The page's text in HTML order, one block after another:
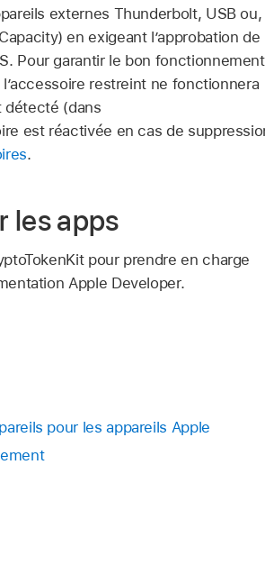
externes Thunderbolt, USB ou,
en exigeant l’approbation de
Pour garantir le bon fonctionnement
restreint ne fonctionnera
détecté (dans
est réactivée en cas de
.
les apps
pour prendre en charge
Apple Developer.
pour les appareils Apple